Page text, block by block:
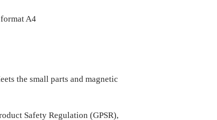
format A4
the small parts and magnetic